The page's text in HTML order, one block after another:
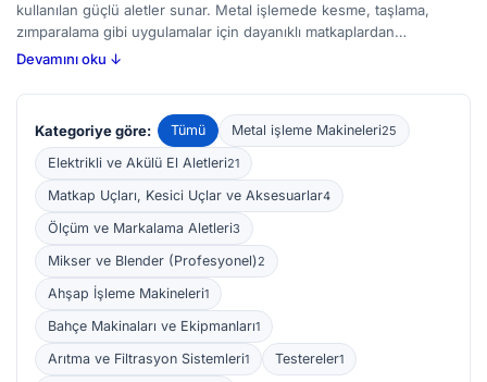
kullanılan güçlü aletler sunar. Metal işlemede kesme, taşlama,
zımparalama gibi uygulamalar için dayanıklı matkaplardan
testerelere; ahşap işlemeciliğinde ise frezeleme, planya çekme ve
demektir. Profesyonel mutfaklarda mikser ve blenderlar, hamur
yoğurmadan sos hazırlamaya kadar geniş bir yelpazede görev alır;
bu makinelerde motor gücü ve hız ayarları dikkat edilmesi gereken
noktalardır. BirMakine’de CatPower Elektrik El Aletleri için 60
civarında yeni ve ikinci el ilanını inceleyerek, ihtiyaçlarınıza uygun
ekipmanı karşılaştırabilir ve bütçenize en uygun seçeneği
bulabilirsiniz.
Devamını oku ↓
Kategoriye göre: Tümü Metal işleme Makineleri25
Elektrikli ve Akülü El Aletleri21
Matkap Uçları, Kesici Uçlar ve Aksesuarlar4
Ölçüm ve Markalama Aletleri3
Mikser ve Blender (Profesyonel)2
Ahşap İşleme Makineleri1
Bahçe Makinaları ve Ekipmanları1
Arıtma ve Filtrasyon Sistemleri1 Testereler1